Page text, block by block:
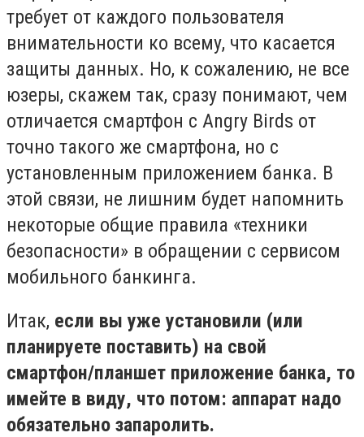
требует от каждого пользователя
внимательности ко всему, что касается
защиты данных. Но, к сожалению, не все
юзеры, скажем так, сразу понимают, чем
отличается смартфон с Angry Birds от
точно такого же смартфона, но с
установленным приложением банка. В
этой связи, не лишним будет напомнить
некоторые общие правила «техники
безопасности» в обращении с сервисом
мобильного банкинга.
Итак, если вы уже установили (или
планируете поставить) на свой
смартфон/планшет приложение банка, то
имейте в виду, что потом: аппарат надо
обязательно запаролить.